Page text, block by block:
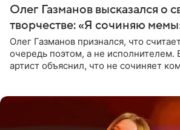
Олег Газманов высказался о
творчестве: «Я сочиняю
Олег Газманов признался, что
очередь поэтом, а не исполнителем.
артист объяснил, что не сочиняет